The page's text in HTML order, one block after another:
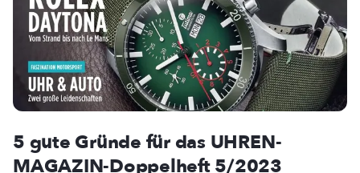
5 gute Gründe für das UHREN-
MAGAZIN-Doppelheft 5/2023